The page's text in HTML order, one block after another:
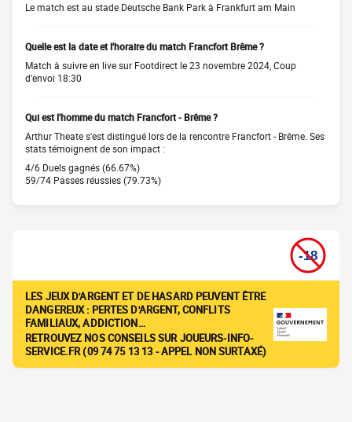
Le match est au stade Deutsche Bank Park à Frankfurt am Main
Quelle est la date et l'horaire du match Francfort Brême ?
Match à suivre en live sur Footdirect le 23 novembre 2024, Coup
d'envoi 18:30
Qui est l'homme du match Francfort - Brême ?
Arthur Theate s'est distingué lors de la rencontre Francfort - Brême. Ses
stats témoignent de son impact :
4/6 Duels gagnés (66.67%)
59/74 Passes réussies (79.73%)
LES JEUX D'ARGENT ET DE HASARD PEUVENT ÊTRE
DANGEREUX : PERTES D'ARGENT, CONFLITS
FAMILIAUX, ADDICTION…
RETROUVEZ NOS CONSEILS SUR JOUEURS-INFO-
SERVICE.FR (09 74 75 13 13 - APPEL NON SURTAXÉ)